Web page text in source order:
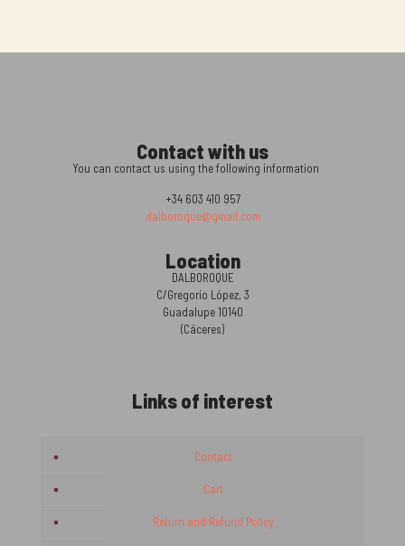
Contact with us
You can contact us using the following information
+34 603 410 957
dalboroque@gmail.com
Location
DALBOROQUE
C/Gregorio López, 3
Guadalupe 10140
(Cáceres)
Links of interest
Contact
Cart
Return and Refund Policy